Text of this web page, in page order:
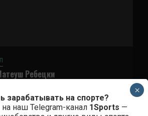
Ребецки
зарабатывать на спорте?
наш Telegram-канал 1Sports —
×